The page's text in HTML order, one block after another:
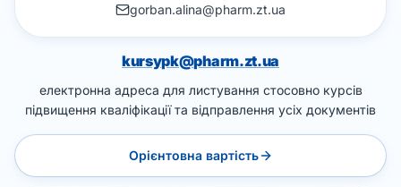
gorban.alina@pharm.zt.ua
kursypk@pharm.zt.ua
електронна адреса для листування стосовно курсів
підвищення кваліфікації та відправлення усіх документів
Орієнтовна вартість